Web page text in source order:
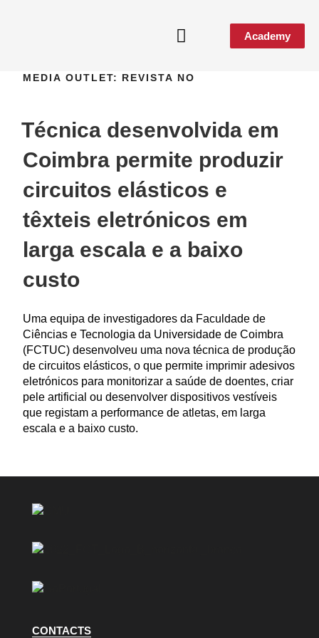
Academy
MEDIA OUTLET: REVISTA NO
Técnica desenvolvida em
Coimbra permite produzir
circuitos elásticos e
têxteis eletrónicos em
larga escala e a baixo
custo
Uma equipa de investigadores da Faculdade de
Ciências e Tecnologia da Universidade de Coimbra
(FCTUC) desenvolveu uma nova técnica de produção
de circuitos elásticos, o que permite imprimir adesivos
eletrónicos para monitorizar a saúde de doentes, criar
pele artificial ou desenvolver dispositivos vestíveis
que registam a performance de atletas, em larga
escala e a baixo custo.
CONTACTS